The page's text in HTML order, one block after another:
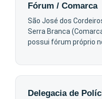
Fórum / Comarca
São José dos
Serra Branca
possui fórum próprio
Delegacia de